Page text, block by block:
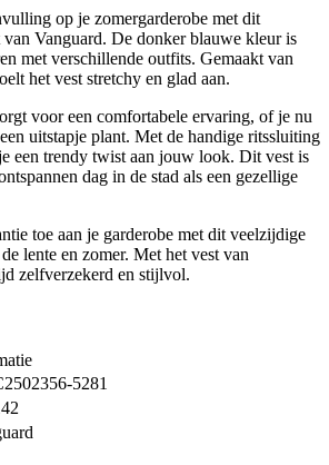
op je zomergarderobe met dit
Vanguard. De donker blauwe kleur is
met verschillende outfits. Gemaakt van
het vest stretchy en glad aan.
voor een comfortabele ervaring, of je nu
uitstapje plant. Met de handige ritssluiting
een trendy twist aan jouw look. Dit vest is
dag in de stad als een gezellige
toe aan je garderobe met dit veelzijdige
lente en zomer. Met het vest van
zelfverzekerd en stijlvol.
5281